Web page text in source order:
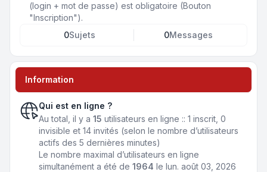
(login + mot de passe) est obligatoire (Bouton
"Inscription").
0Sujets 0Messages
Information
Qui est en ligne ?
Au total, il y a 15 utilisateurs en ligne :: 1 inscrit, 0
invisible et 14 invités (selon le nombre d’utilisateurs
actifs des 5 dernières minutes)
Le nombre maximal d’utilisateurs en ligne
simultanément a été de 1964 le lun. août 03, 2026